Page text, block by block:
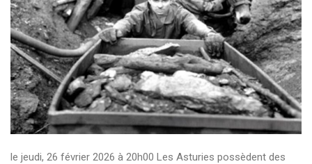
le jeudi, 26 février 2026 à 20h00 Les Asturies possèdent des